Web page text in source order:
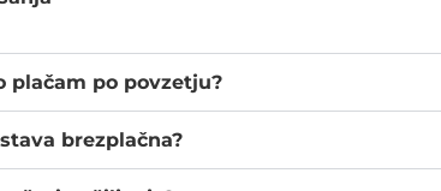
plačam po povzetju?
brezplačna?